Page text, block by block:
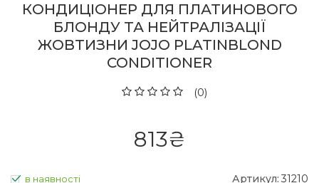
КОНДИЦІОНЕР ДЛЯ ПЛАТИНОВОГО
БЛОНДУ ТА НЕЙТРАЛІЗАЦІЇ
ЖОВТИЗНИ JOJO PLATINBLOND
CONDITIONER
(0)
813₴
в наявності Артикул: 31210